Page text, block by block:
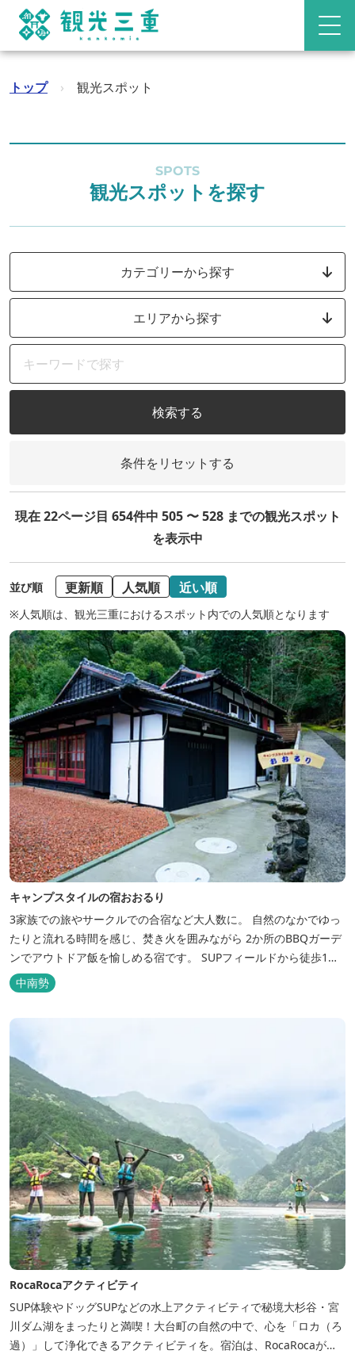
トップ › 観光スポット
SPOTS
観光スポットを探す
カテゴリーから探す
エリアから探す
検索する
条件をリセットする
現在 22ページ目 654件中 505 〜 528 までの観光スポット
を表示中
並び順 更新順 人気順 近い順
※人気順は、観光三重におけるスポット内での人気順となります
キャンプスタイルの宿おおるり
3家族での旅やサークルでの合宿など大人数に。 自然のなかでゆっ
たりと流れる時間を感じ、焚き火を囲みながら 2か所のBBQガーデ
ンでアウトドア飯を愉しめる宿です。 SUPフィールドから徒歩1
分。絶景に囲まれた水上アクティビティも満喫したい方へ。
中南勢
RocaRocaアクティビティ
SUP体験やドッグSUPなどの水上アクティビティで秘境大杉谷・宮
川ダム湖をまったりと満喫！大台町の自然の中で、心を「ロカ（ろ
過）」して浄化できるアクティビティを。宿泊は、RocaRocaが運